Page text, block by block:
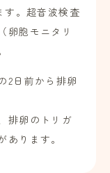
す。超音波検査
卵胞モニタリ
2日前から排卵
排卵のトリガ
ります。